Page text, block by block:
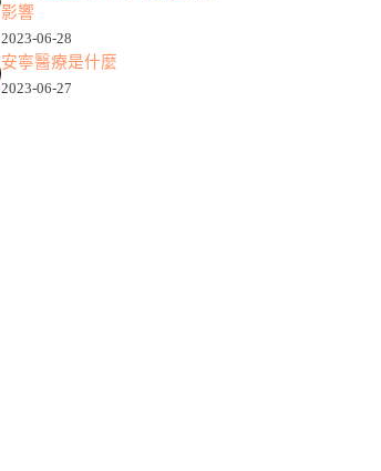
影響
2023-06-28
安寧醫療是什麼
2023-06-27